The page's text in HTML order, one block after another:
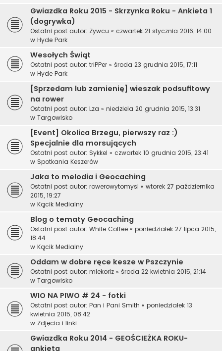
Gwiazdka Roku 2015 - Skrzynka Roku - Ankieta 1
(dogrywka)
Ostatni post autor: Żywcu « czwartek 21 stycznia 2016, 14:00
w Hyde Park
Wesołych Świąt
Ostatni post autor: triPPer « środa 23 grudnia 2015, 17:11
w Hyde Park
[Sprzedam lub zamienię] wieszak podsufitowy
na rower
Ostatni post autor: Lza « niedziela 20 grudnia 2015, 13:31
w Targowisko
[Event] Okolica Brzegu, pierwszy raz :)
Specjalnie dla morsujących
Ostatni post autor: Sykkel « czwartek 10 grudnia 2015, 23:41
w Spotkania Keszerów
Jaka to melodia i Geocaching
Ostatni post autor: rowerowytomysl « wtorek 27 października
2015, 19:27
w Kącik Medialny
Blog o tematy Geocaching
Ostatni post autor: White Coffee « poniedziałek 27 lipca 2015,
18:44
w Kącik Medialny
Oddam w dobre ręce kesze w Pszczynie
Ostatni post autor: mlekorlz « środa 22 kwietnia 2015, 21:14
w Targowisko
WIO NA PIWO # 24 - fotki
Ostatni post autor: Pan i Pani Smith « poniedziałek 13
kwietnia 2015, 08:42
w Zdjęcia i linki
Gwiazdka Roku 2014 - GEOŚCIEŻKA ROKU-
ankieta